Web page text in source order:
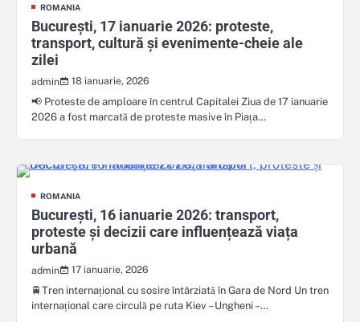
ROMANIA
București, 17 ianuarie 2026: proteste,
transport, cultură și evenimente-cheie ale
zilei
admin
18 ianuarie, 2026
📢 Proteste de amploare în centrul Capitalei Ziua de 17 ianuarie
2026 a fost marcată de proteste masive în Piața…
ROMANIA
București, 16 ianuarie 2026: transport,
proteste și decizii care influențează viața
urbană
admin
17 ianuarie, 2026
🚆Tren internațional cu sosire întârziată în Gara de Nord Un tren
internațional care circulă pe ruta Kiev – Ungheni –…